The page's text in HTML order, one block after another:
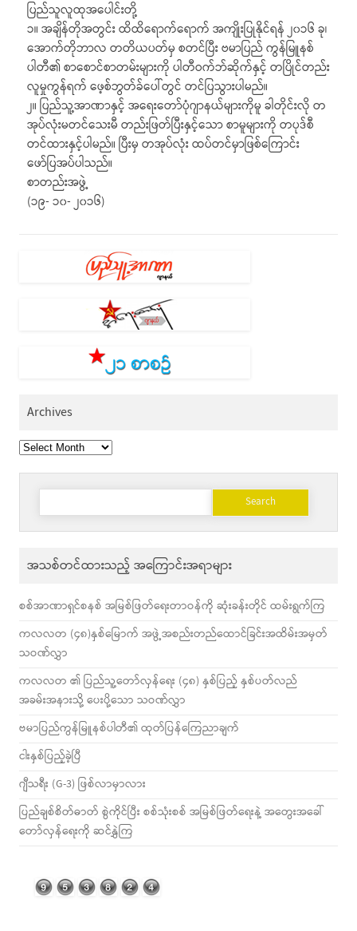
ပြည်သူလူထုအပေါင်းတို့
၁။ အချိန်တိုအတွင်း ထိထိရောက်ရောက် အကျိုးပြုနိုင်ရန် ၂၀၁၆ ခု၊
အောက်တိုဘာလ တတိယပတ်မှ စတင်ပြီး ဗမာပြည် ကွန်မြူနစ်
ပါတီ၏ စာစောင်စာတမ်းများကို ပါတီဝက်ဘ်ဆိုက်နှင့် တပြိုင်တည်း
လူမှုကွန်ရက် ဖေ့စ်ဘွတ်ခ်ပေါ်တွင် တင်ပြသွားပါမည်။
၂။ ပြည်သူ့အာဏာနှင့် အရေးတော်ပုံဂျာနယ်များကိုမူ ခါတိုင်းလို တ
အုပ်လုံးမတင်သေးမီ တည်းဖြတ်ပြီးနှင့်သော စာမူများကို တပုဒ်စီ
တင်ထားနှင့်ပါမည်။ ပြီးမှ တအုပ်လုံး ထပ်တင်မှာဖြစ်ကြောင်း
ဖော်ပြအပ်ပါသည်။
စာတည်းအဖွဲ့
(၁၉- ၁၀- ၂၀၁၆)
Archives
Archives
Search
အသစ်တင်ထားသည့် အကြောင်းအရာများ
စစ်အာဏာရှင်စနစ် အမြစ်ဖြတ်ရေးတာဝန်ကို ဆုံးခန်းတိုင် ထမ်းရွက်ကြ
ကလလတ (၄၈)နှစ်မြောက် အဖွဲ့အစည်းတည်ထောင်ခြင်းအထိမ်းအမှတ်
သဝဏ်လွှာ
ကလလတ ၏ ပြည်သူ့တော်လှန်ရေး (၄၈) နှစ်ပြည့် နှစ်ပတ်လည်
အခမ်းအနားသို့ ပေးပို့သော သဝဏ်လွှာ
ဗမာပြည်ကွန်မြူနစ်ပါတီ၏ ထုတ်ပြန်ကြေညာချက်
ငါးနှစ်ပြည့်ခဲ့ပြီ
ဂျီသရီး (G-3) ဖြစ်လာမှာလား
ပြည်ချစ်စိတ်ဓာတ် စွဲကိုင်ပြီး စစ်သုံးစစ် အမြစ်ဖြတ်ရေးနဲ့ အတွေးအခေါ်
တော်လှန်ရေးကို ဆင်နွှဲကြ